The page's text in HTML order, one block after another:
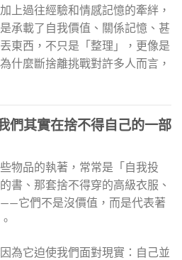
上過往經驗和情感記憶的牽絆，
承載了自我價值、關係記憶、甚
東西，不只是「整理」，更像是
什麼斷捨離挑戰對許多人而言，
們其實在捨不得自己的一部
物品的執著，常常是「自我投
書、那套捨不得穿的高級衣服、
它們不是沒價值，而是代表著
為它迫使我們面對現實：自己並